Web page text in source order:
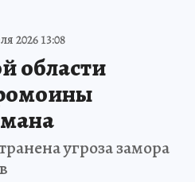
2026 13:08
области
угроза замора